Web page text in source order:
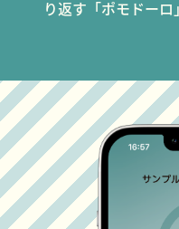
り返す「ポモドーロ